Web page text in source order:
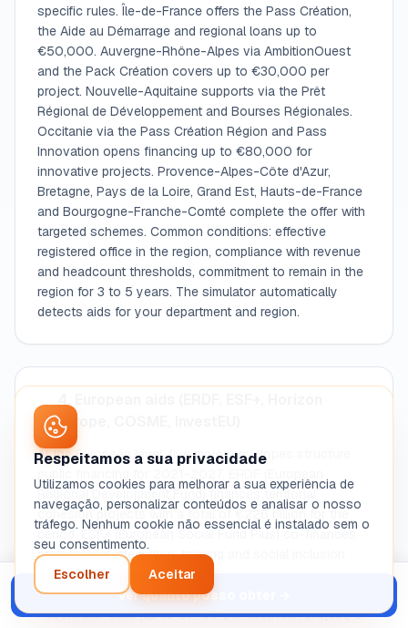
specific rules. Île-de-France offers the Pass Création,
the Aide au Démarrage and regional loans up to
€50,000. Auvergne-Rhône-Alpes via AmbitionOuest
and the Pack Création covers up to €30,000 per
project. Nouvelle-Aquitaine supports via the Prêt
Régional de Développement and Bourses Régionales.
Occitanie via the Pass Création Région and Pass
Innovation opens financing up to €80,000 for
innovative projects. Provence-Alpes-Côte d'Azur,
Bretagne, Pays de la Loire, Grand Est, Hauts-de-France
and Bourgogne-Franche-Comté complete the offer with
targeted schemes. Common conditions: effective
registered office in the region, compliance with revenue
and headcount thresholds, commitment to remain in the
region for 3 to 5 years. The simulator automatically
detects aids for your department and region.
Europe, COSME, InvestEU)
At the European level, five major envelopes structure
Regional Development Fund) finances territorial
cohesion projects with a total of €226 billion for the
period. ESF+ (European Social Fund Plus) co-finances
professional integration, training and social inclusion
with €99 billion. Horizon Europe finances research and
innovation with €95 billion, accessible via EIC
Accelerator calls (up to €17.5M per deeptech project) or
Ver quanto posso obter
Respeitamos a sua privacidade
Utilizamos cookies para melhorar a sua experiência de
navegação, personalizar conteúdos e analisar o nosso
tráfego. Nenhum cookie não essencial é instalado sem o
seu consentimento.
Escolher
Aceitar